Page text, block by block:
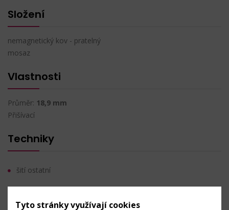
Složení
nemagnetický kov - pratelný
mosaz
Vlastnosti
Průměr: 18,9 mm
Přišívací
Techniky
šití ostatní
Tyto stránky využívají cookies